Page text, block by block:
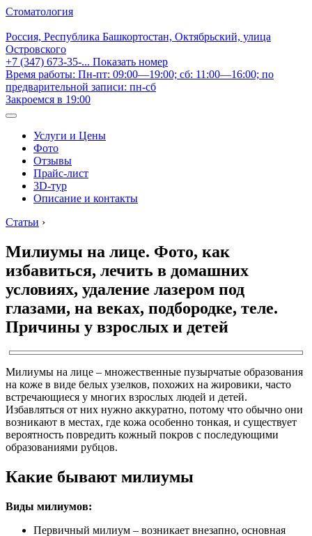
Стоматология
Россия, Республика Башкортостан, Октябрьский, улица
Островского
+7 (347) 673-35-... Показать номер
Время работы: Пн-пт: 09:00—19:00; сб: 11:00—16:00; по
предварительной записи: пн-сб
Закроемся в 19:00
Услуги и Цены
Фото
Отзывы
Прайс-лист
3D-тур
Описание и контакты
Статьи ›
Милиумы на лице. Фото, как
избавиться, лечить в домашних
условиях, удаление лазером под
глазами, на веках, подбородке, теле.
Причины у взрослых и детей
Милиумы на лице – множественные пузырчатые образования
на коже в виде белых узелков, похожих на жировики, часто
встречающиеся у многих взрослых людей и детей.
Избавляться от них нужно аккуратно, потому что обычно они
возникают в местах, где кожа особенно тонкая, и существует
вероятность повредить кожный покров с последующими
образованиями рубцов.
Какие бывают милиумы
Виды милиумов:
Первичный милиум – возникает внезапно, основная